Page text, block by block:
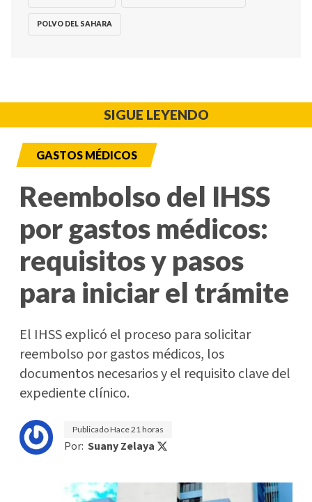
POLVO DEL SAHARA
SIGUE LEYENDO
GASTOS MÉDICOS
Reembolso del IHSS
por gastos médicos:
requisitos y pasos
para iniciar el trámite
El IHSS explicó el proceso para solicitar
reembolso por gastos médicos, los
documentos necesarios y el requisito clave del
expediente clínico.
PublicadoHace 21 horas
Por: Suany Zelaya